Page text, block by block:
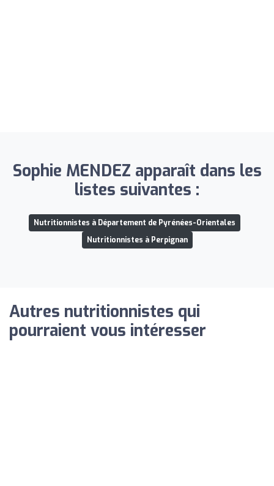
Sophie MENDEZ apparaît dans les
listes suivantes :
Nutritionnistes à Département de Pyrénées-Orientales
Nutritionnistes à Perpignan
Autres nutritionnistes qui
pourraient vous intéresser